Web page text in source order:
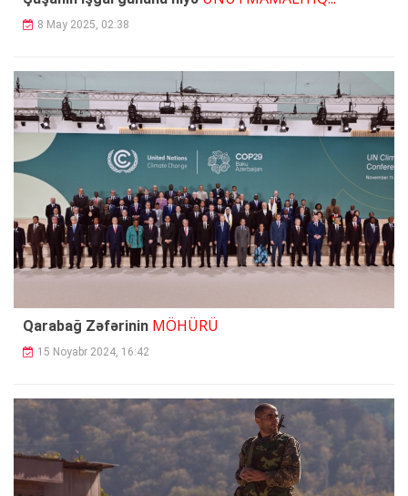
8 May 2025, 02:38
Qarabağ Zəfərinin MÖHÜRÜ
15 Noyabr 2024, 16:42